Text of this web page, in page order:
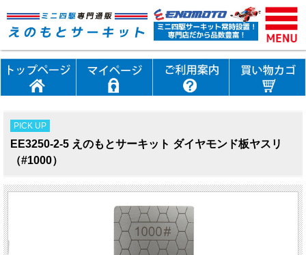
PICK UP
EE3250-2-5 えのもとサーキット ダイヤモンド板ヤスリ
（#1000）